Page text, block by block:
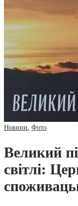
Новини Фото
Великий
світлі: